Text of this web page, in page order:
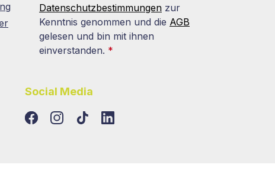
Datenschutzbestimmungen zur
Kenntnis genommen und die AGB
gelesen und bin mit ihnen
einverstanden. *
Social Media
TikTokLinkedIn